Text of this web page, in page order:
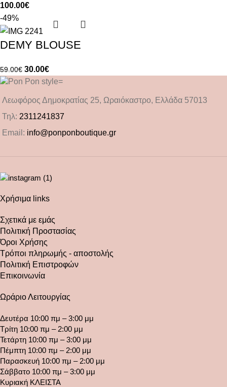
100.00€
-49%
DEMY BLOUSE
59.00€ 30.00€
Λεωφόρος Δημοκρατίας 25, Ωραιόκαστρο, Ελλάδα 57013
Τηλ: 2311241837
Email: info@ponponboutique.gr
Χρήσιμα links
Σχετικά με εμάς
Πολιτική Προστασίας
Όροι Χρήσης
Τρόποι πληρωμής - αποστολής
Πολιτική Επιστροφών
Επικοινωνία
Ωράριο Λειτουργίας
Δευτέρα 10:00 πμ – 3:00 μμ
Τρίτη 10:00 πμ – 2:00 μμ
Τετάρτη 10:00 πμ – 3:00 μμ
Πέμπτη 10:00 πμ – 2:00 μμ
Παρασκευή 10:00 πμ – 2:00 μμ
Σάββατο 10:00 πμ – 3:00 μμ
Κυριακή ΚΛΕΙΣΤΑ